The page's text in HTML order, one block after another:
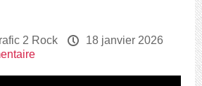
2 Rock P 18 janvier 2026